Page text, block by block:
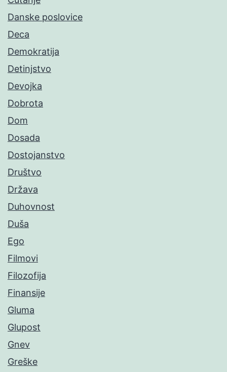
Danske poslovice
Deca
Demokratija
Detinjstvo
Devojka
Dobrota
Dom
Dosada
Dostojanstvo
Društvo
Država
Duhovnost
Duša
Ego
Filmovi
Filozofija
Finansije
Gluma
Glupost
Gnev
Greške